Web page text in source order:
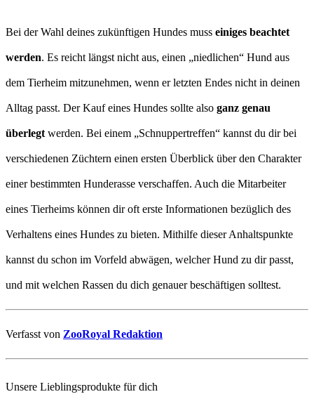
Bei der Wahl deines zukünftigen Hundes muss einiges beachtet
werden. Es reicht längst nicht aus, einen „niedlichen“ Hund aus
dem Tierheim mitzunehmen, wenn er letzten Endes nicht in deinen
Alltag passt. Der Kauf eines Hundes sollte also ganz genau
überlegt werden. Bei einem „Schnuppertreffen“ kannst du dir bei
verschiedenen Züchtern einen ersten Überblick über den Charakter
einer bestimmten Hunderasse verschaffen. Auch die Mitarbeiter
eines Tierheims können dir oft erste Informationen bezüglich des
Verhaltens eines Hundes zu bieten. Mithilfe dieser Anhaltspunkte
kannst du schon im Vorfeld abwägen, welcher Hund zu dir passt,
und mit welchen Rassen du dich genauer beschäftigen solltest.
Verfasst von ZooRoyal Redaktion
Unsere Lieblingsprodukte für dich